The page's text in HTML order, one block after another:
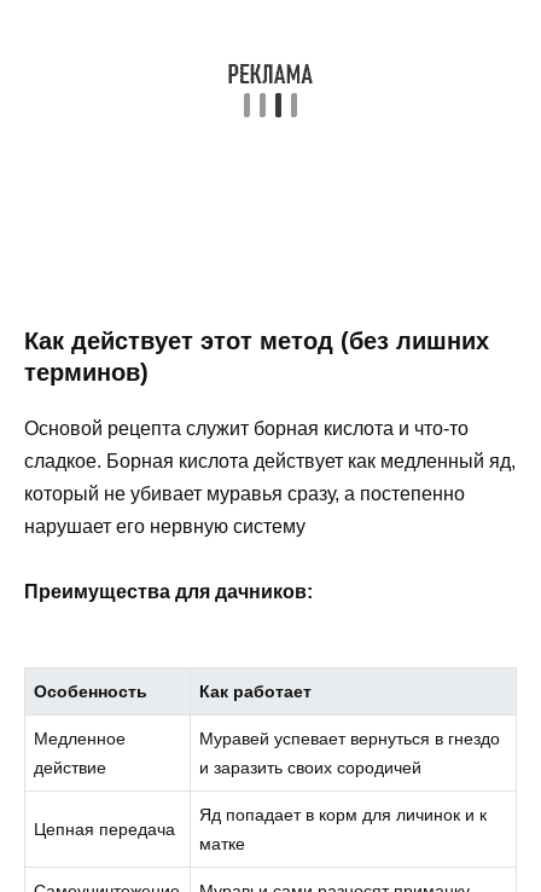
Как действует этот метод (без лишних
терминов)
Основой рецепта служит борная кислота и что-то
сладкое. Борная кислота действует как медленный яд,
который не убивает муравья сразу, а постепенно
нарушает его нервную систему
Преимущества для дачников:
Особенность Как работает
Медленное
действие
Муравей успевает вернуться в гнездо
и заразить своих сородичей
Цепная передача
Яд попадает в корм для личинок и к
матке